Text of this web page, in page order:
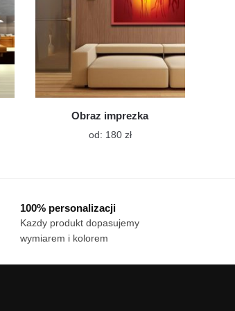
stronie
produktu
Obraz imprezka
od: 180 złTen
można
100% personalizacji
Kazdy produkt dopasujemy
wymiarem i kolorem